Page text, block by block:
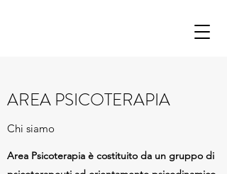
AREA PSICOTERAPIA
Chi siamo
Area Psicoterapia è costituito da un gruppo di